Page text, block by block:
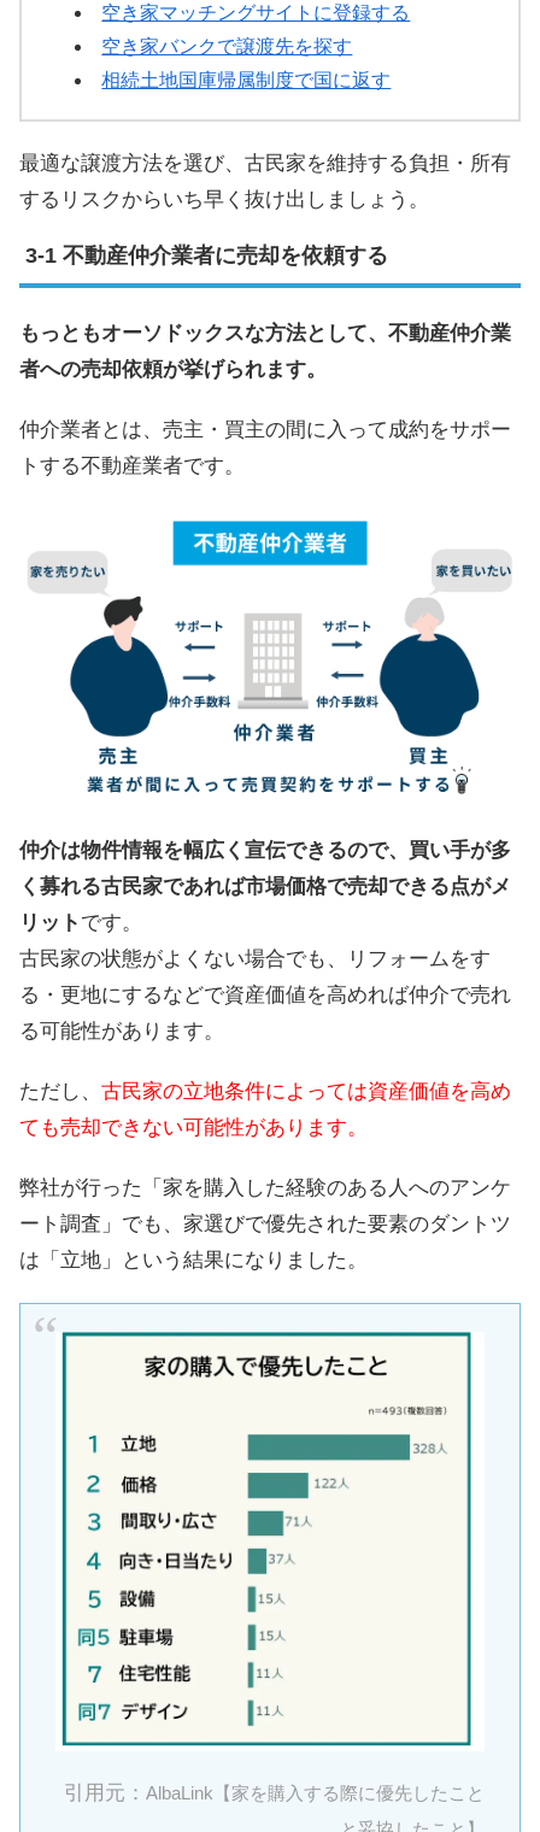
空き家マッチングサイトに登録する
空き家バンクで譲渡先を探す
相続土地国庫帰属制度で国に返す
最適な譲渡方法を選び、古民家を維持する負担・所有
するリスクからいち早く抜け出しましょう。
不動産仲介業者に売却を依頼する
もっともオーソドックスな方法として、不動産仲介業
者への売却依頼が挙げられます。
仲介業者とは、売主・買主の間に入って成約をサポー
トする不動産業者です。
仲介は物件情報を幅広く宣伝できるので、買い手が多
く募れる古民家であれば市場価格で売却できる点がメ
リット です。
古民家の状態がよくない場合でも、リフォームをす
る・更地にするなどで資産価値を高めれば仲介で売れ
る可能性があります。
ただし、 古民家の立地条件によっては資産価値を高め
ても売却できない可能性があります。
弊社が行った「家を購入した経験のある人へのアンケ
ート調査」でも、家選びで優先された要素のダントツ
は「立地」という結果になりました。
引用元：AlbaLink【家を購入する際に優先したこと